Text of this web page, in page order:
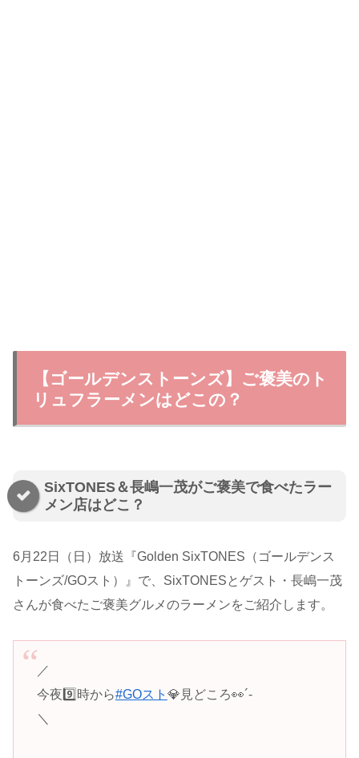
【ゴールデンストーンズ】ご褒美のト
リュフラーメンはどこの？
SixTONES＆長嶋一茂がご褒美で食べたラー
メン店はどこ？
6月22日（日）放送『Golden SixTONES（ゴールデンス
トーンズ/GOスト ）』で、SixTONESとゲスト・長嶋一茂
さんが食べたご褒美グルメのラーメンをご紹介します。
／
今夜9️⃣時から#GOスト 💎見どころ👀´-
＼